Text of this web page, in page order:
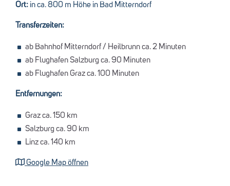
Ort:in ca. 800 m Höhe in Bad Mitterndorf
Transferzeiten:
ab Bahnhof Mitterndorf / Heilbrunn ca. 2 Minuten
ab Flughafen Salzburg ca. 90 Minuten
ab Flughafen Graz ca. 100 Minuten
Entfernungen:
Graz ca. 150 km
Salzburg ca. 90 km
Linz ca. 140 km
Google Map öffnen